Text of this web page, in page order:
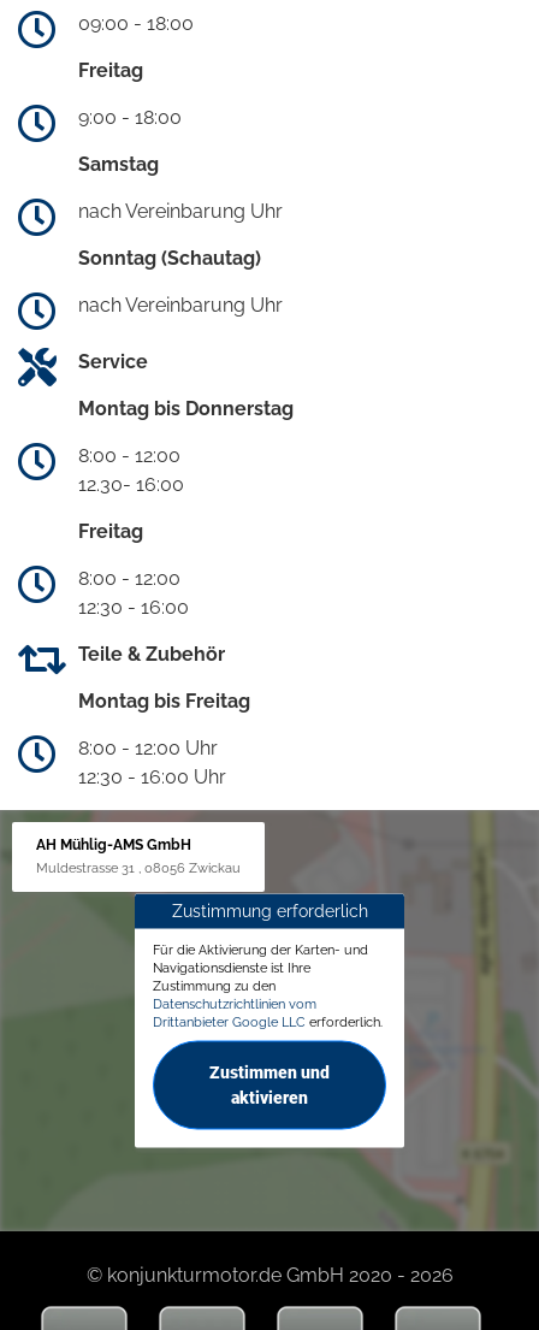
09:00 - 18:00
Freitag
9:00 - 18:00
Samstag
nach Vereinbarung Uhr
Sonntag (Schautag)
nach Vereinbarung Uhr
Service
Montag bis Donnerstag
8:00 - 12:00
12.30- 16:00
Freitag
8:00 - 12:00
12:30 - 16:00
Teile & Zubehör
Montag bis Freitag
8:00 - 12:00 Uhr
12:30 - 16:00 Uhr
AH Mühlig-AMS GmbH
Muldestrasse 31 , 08056 Zwickau
Zustimmung erforderlich
Für die Aktivierung der Karten- und
Navigationsdienste ist Ihre
Zustimmung zu den
Datenschutzrichtlinien vom
Drittanbieter Google LLC erforderlich.
Zustimmen und
aktivieren
© konjunkturmotor.de GmbH 2020 - 2026